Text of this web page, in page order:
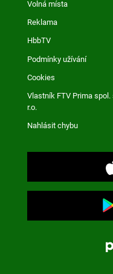
Volná místa
Reklama
HbbTV
Podmínky užívání
Cookies
Vlastník FTV Prima spol.
r.o.
Nahlásit chybu